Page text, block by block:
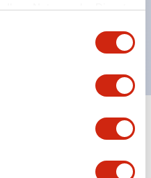
Ihrer Nutzung der Dienste